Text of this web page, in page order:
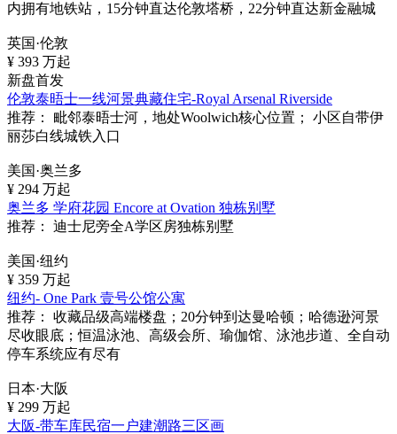
内拥有地铁站，15分钟直达伦敦塔桥，22分钟直达新金融城
英国·伦敦
¥ 393 万起
新盘首发
伦敦泰晤士一线河景典藏住宅-Royal Arsenal Riverside
推荐：
毗邻泰晤士河，地处Woolwich核心位置； 小区自带伊
丽莎白线城铁入口
美国·奥兰多
¥ 294 万起
奥兰多 学府花园 Encore at Ovation 独栋别墅
推荐：
迪士尼旁全A学区房独栋别墅
美国·纽约
¥ 359 万起
纽约- One Park 壹号公馆公寓
推荐：
收藏品级高端楼盘；20分钟到达曼哈顿；哈德逊河景
尽收眼底；恒温泳池、高级会所、瑜伽馆、泳池步道、全自动
停车系统应有尽有
日本·大阪
¥ 299 万起
大阪-带车库民宿一户建潮路三区画